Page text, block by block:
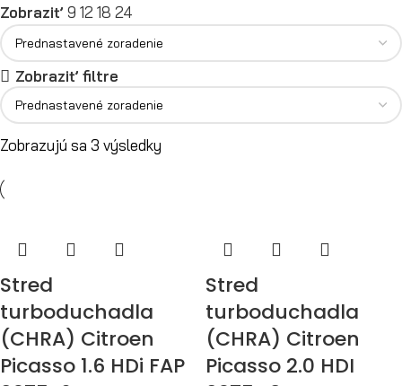
Zobraziť 9 12 18 24
Zobraziť filtre
Zobrazujú sa 3 výsledky
Stred
turboduchadla
(CHRA) Citroen
Picasso 1.6 HDi FAP
Stred
turboduchadla
(CHRA) Citroen
Picasso 2.0 HDI